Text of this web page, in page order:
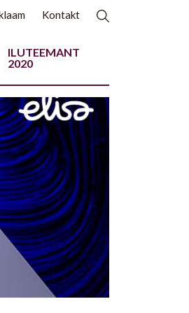
Kontakt
ILUTEEMANT
2020